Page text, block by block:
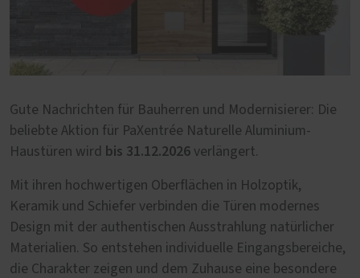
Gute Nachrichten für Bauherren und Modernisierer: Die
beliebte Aktion für PaXentrée Naturelle Aluminium-
Haustüren wird bis 31.12.2026 verlängert.
Mit ihren hochwertigen Oberflächen in Holzoptik,
Keramik und Schiefer verbinden die Türen modernes
Design mit der authentischen Ausstrahlung natürlicher
Materialien. So entstehen individuelle Eingangsbereiche,
die Charakter zeigen und dem Zuhause eine besondere